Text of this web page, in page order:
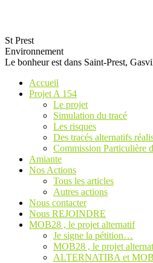
St Prest
Environnement
Le bonheur est dans Saint-Prest,
Accueil
Projet A 154
Le projet
Simulation du tracé
Les risques
Des tracés alternatifs
Commission Particulière
Amiante
Nos Actions
Tous les articles
Autres actions
Nous contacter
Nous REJOINDRE
MOB28 , le projet alternatif
Je signe la pétition…
MOB28 , le projet
ALTERNATIBA et